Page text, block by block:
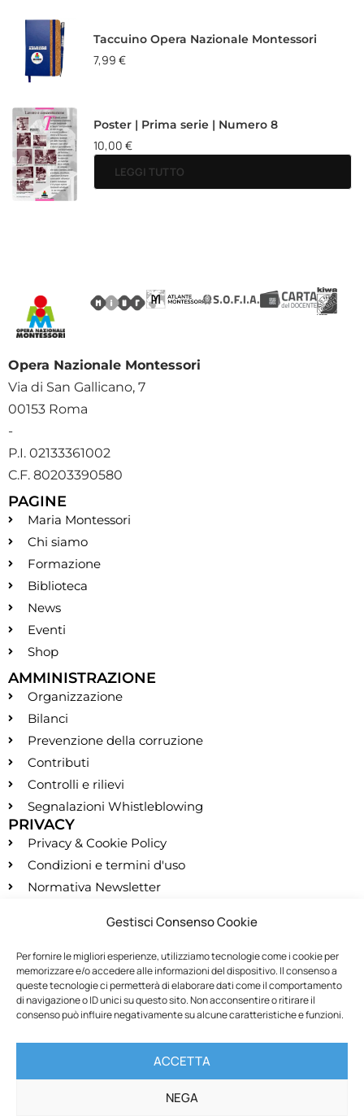
Gestisci Consenso Cookie
Per fornire le migliori esperienze, utilizziamo tecnologie come i cookie per
memorizzare e/o accedere alle informazioni del dispositivo. Il consenso a
queste tecnologie ci permetterà di elaborare dati come il comportamento
di navigazione o ID unici su questo sito. Non acconsentire o ritirare il
consenso può influire negativamente su alcune caratteristiche e funzioni.
ACCETTA
NEGA
Taccuino Opera Nazionale Montessori
7,99 €
Poster | Prima serie | Numero 8
10,00 €
LEGGI TUTTO
Opera Nazionale Montessori
Via di San Gallicano, 7
00153 Roma
-
P.I. 02133361002
C.F. 80203390580
PAGINE
Maria Montessori
Chi siamo
Formazione
Biblioteca
News
Eventi
Shop
AMMINISTRAZIONE
Organizzazione
Bilanci
Prevenzione della corruzione
Contributi
Controlli e rilievi
Segnalazioni Whistleblowing
PRIVACY
Privacy & Cookie Policy
Condizioni e termini d'uso
Normativa Newsletter
segreteria@montessori.it
(+39) 06.584.865
(+39) 06.587.959
SOCIALS